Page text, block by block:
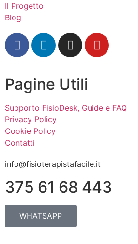
Il Progetto
Blog
Pagine Utili
Supporto FisioDesk, Guide e FAQ
Privacy Policy
Cookie Policy
Contatti
info@fisioterapistafacile.it
375 61 68 443
WHATSAPP